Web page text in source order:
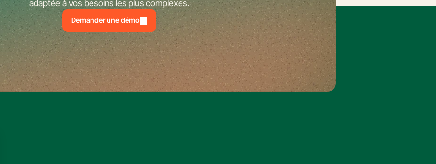
adaptée à vos besoins les plus complexes.
Demander une démo